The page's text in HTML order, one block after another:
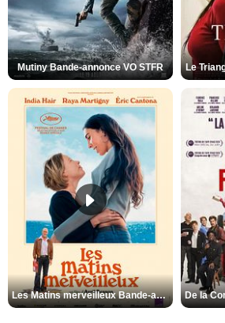
Mutiny Bande-annonce VO STFR Le
Les Matins merveilleux Bande-annonce VF